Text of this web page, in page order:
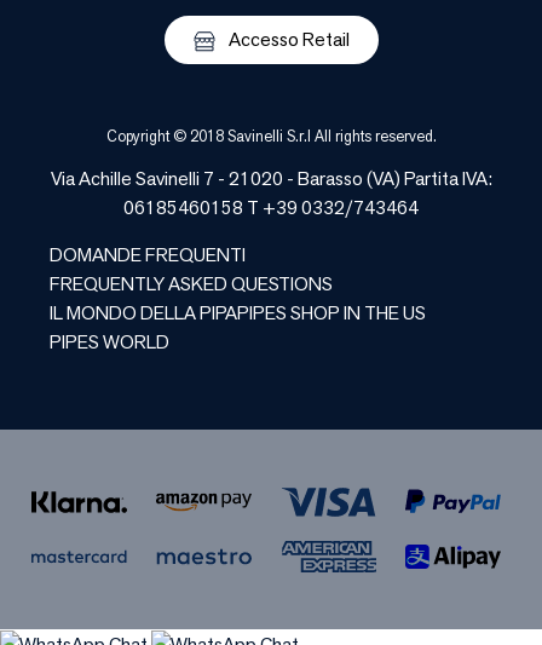
Accesso Retail
Copyright © 2018 Savinelli S.r.l All rights reserved.
Via Achille Savinelli 7 - 21020 -Barasso(VA) Partita IVA:
06185460158 T +39 0332/743464
DOMANDE FREQUENTI
FREQUENTLY ASKED QUESTIONS
IL MONDO DELLA PIPAPIPES SHOP IN THE US
PIPES WORLD